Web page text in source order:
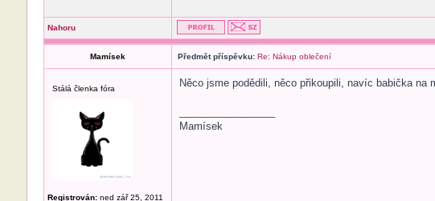
Nahoru
Mamísek Předmět příspěvku: Re: Nákup oblečení
Stálá členka fóra
Registrován:ned zář 25, 2011
Něco jsme podědili, něco přikoupili, navíc babička na
Mamísek